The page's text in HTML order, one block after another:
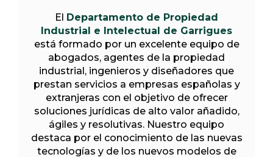
El
Departamento de Propiedad
Industrial e Intelectual de Garrigues
está formado por un excelente equipo de
abogados, agentes de la propiedad
industrial, ingenieros y diseñadores que
prestan servicios a empresas españolas y
extranjeras con el objetivo de ofrecer
soluciones jurídicas de alto valor añadido,
ágiles y resolutivas. Nuestro equipo
destaca por el conocimiento de las nuevas
tecnologías y de los nuevos modelos de